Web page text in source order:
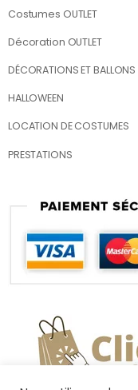
Costumes OUTLET
Décoration OUTLET
DÉCORATIONS ET BALLONS
HALLOWEEN
LOCATION DE COSTUMES
PRESTATIONS